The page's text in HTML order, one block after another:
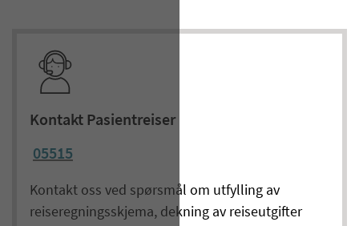
Kontakt Pasientreiser
05515
Kontakt oss ved spørsmål om utfylling av
reiseregningsskjema, dekning av reiseutgifter